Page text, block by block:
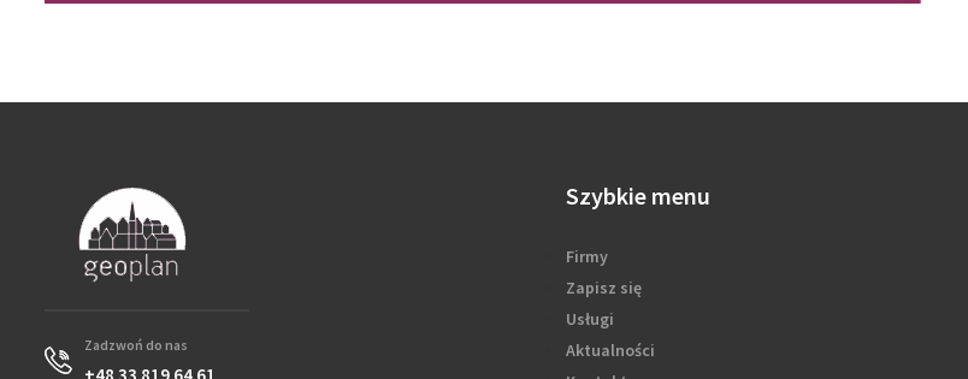
Zadzwoń do nas
Szybkie menu
Firmy
Zapisz się
Usługi
Aktualności